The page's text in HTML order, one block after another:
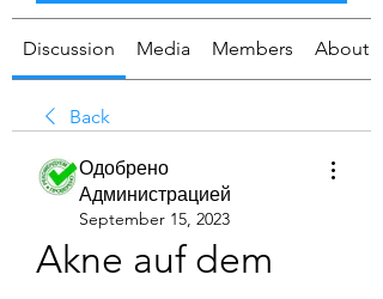
Discussion Media Members About
Back
Одобрено
Администрацией
September 15, 2023
Akne auf dem